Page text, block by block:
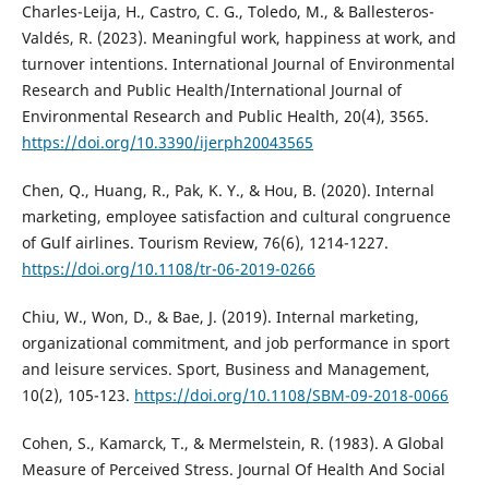
Charles-Leija, H., Castro, C. G., Toledo, M., & Ballesteros-
Valdés, R. (2023). Meaningful work, happiness at work, and
turnover intentions. International Journal of Environmental
Research and Public Health/International Journal of
Environmental Research and Public Health, 20(4), 3565.
https://doi.org/10.3390/ijerph20043565
Chen, Q., Huang, R., Pak, K. Y., & Hou, B. (2020). Internal
marketing, employee satisfaction and cultural congruence
of Gulf airlines. Tourism Review, 76(6), 1214-1227.
https://doi.org/10.1108/tr-06-2019-0266
Chiu, W., Won, D., & Bae, J. (2019). Internal marketing,
organizational commitment, and job performance in sport
and leisure services. Sport, Business and Management,
10(2), 105-123. https://doi.org/10.1108/SBM-09-2018-0066
Cohen, S., Kamarck, T., & Mermelstein, R. (1983). A Global
Measure of Perceived Stress. Journal Of Health And Social